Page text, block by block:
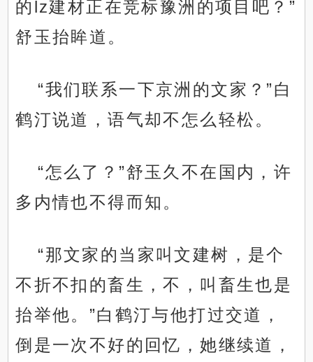
的lz建材正在竞标豫洲的项目吧？”
舒玉抬眸道。
“我们联系一下京洲的文家？”白
鹤汀说道，语气却不怎么轻松。
“怎么了？”舒玉久不在国内，许
多内情也不得而知。
“那文家的当家叫文建树，是个
不折不扣的畜生，不，叫畜生也是
抬举他。”白鹤汀与他打过交道，
倒是一次不好的回忆，她继续道，